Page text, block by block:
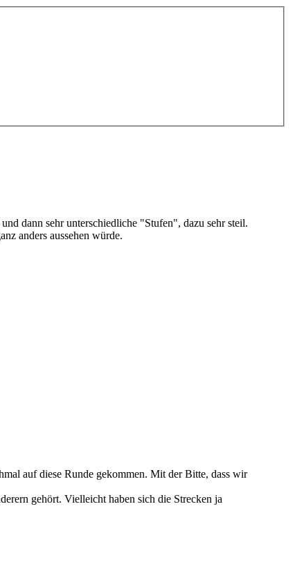
dann sehr unterschiedliche "Stufen", dazu sehr steil.
anders aussehen würde.
auf diese Runde gekommen. Mit der Bitte, dass wir
gehört. Vielleicht haben sich die Strecken ja